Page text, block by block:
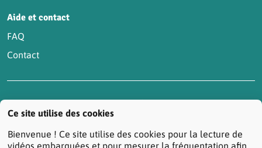
Ce site utilise des cookies
Bienvenue ! Ce site utilise des cookies pour la lecture de
vidéos embarquées et pour mesurer la fréquentation afin
Aide et contact
FAQ
Contact
Protection des données personnelles